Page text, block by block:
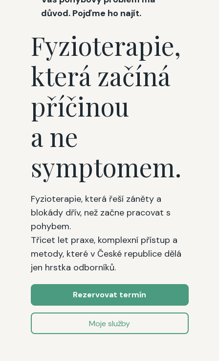
důvod. Pojďme ho najít.
Fyzioterapie,
která začíná
příčinou
a ne
symptomem.
Fyzioterapie, která řeší záněty a
blokády dřív, než začne pracovat s
pohybem.
Třicet let praxe, komplexní přístup a
metody, které v České republice dělá
jen hrstka odborníků.
Rezervovat termín
Moje služby